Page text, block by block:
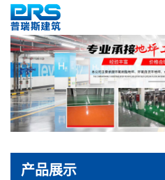
产品展示